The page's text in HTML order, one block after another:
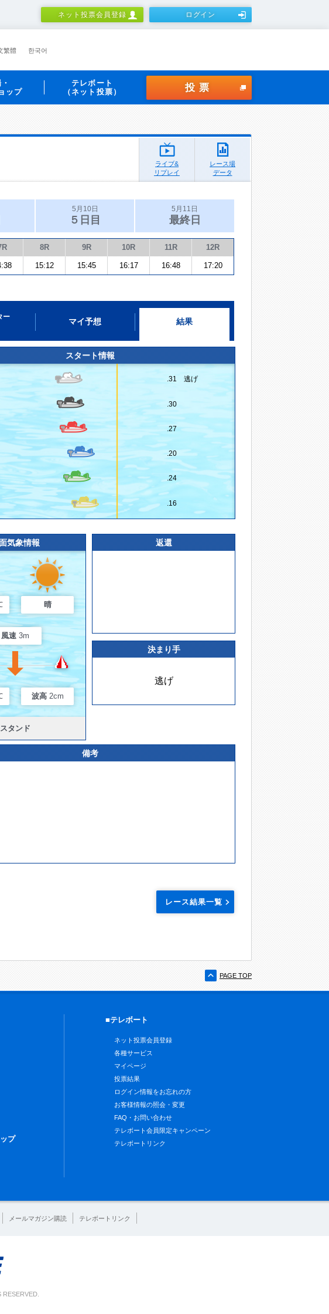
ネット投票会員登録 ログイン
繁體 한국어
ップ
テレボート
（ネット投票）
投票
ライブ&
リプレイ
レース場
データ
5月10日
５日目
5月11日
最終日
8R 9R 10R 11R 12R
15:12 15:45 16:17 16:48 17:20
ー
マイ予想 結果
スタート情報
.31 逃げ
.30
.27
.20
.24
.16
気象情報
晴
風速 3m
波高 2cm
スタンド
返還
決まり手
逃げ
備考
レース結果一覧
PAGE TOP
プ
■テレボート
ネット投票会員登録
各種サービス
マイページ
投票結果
ログイン情報をお忘れの方
お客様情報の照会・変更
FAQ・お問い合わせ
テレボート会員限定キャンペーン
テレボートリンク
メールマガジン購読 テレボートリンク